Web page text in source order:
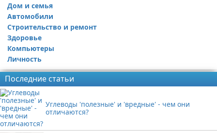
Дом и семья
Автомобили
Строительство и ремонт
Здоровье
Компьютеры
Личность
Последние статьи
Углеводы 'полезные' и 'вредные' - чем они
отличаются?